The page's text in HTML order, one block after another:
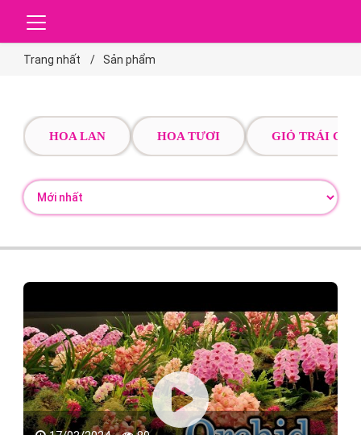
Trang nhất Sản phẩm
HOA LAN HOA TƯƠI GIỎ TRÁI CÂY